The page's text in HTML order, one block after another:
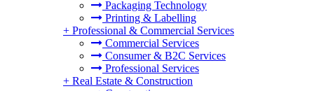
Packaging Technology
Printing & Labelling
+ Professional & Commercial Services
Commercial Services
Consumer & B2C Services
Professional Services
+ Real Estate & Construction